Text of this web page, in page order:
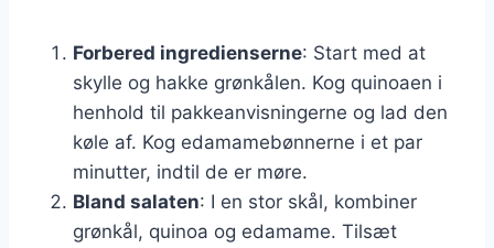
Forbered ingredienserne: Start med at
skylle og hakke grønkålen. Kog quinoaen i
henhold til pakkeanvisningerne og lad den
køle af. Kog edamamebønnerne i et par
minutter, indtil de er møre.
Bland salaten: I en stor skål, kombiner
grønkål, quinoa og edamame. Tilsæt